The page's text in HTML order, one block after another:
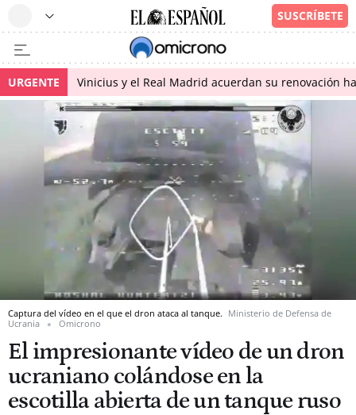
URGENTE Vinicius y el Real Madrid acuerdan su renovación
Captura del vídeo en el que el dron ataca al tanque. Ministerio de Defensa de
Ucrania
Omicrono
El impresionante vídeo de un dron
ucraniano colándose en la
escotilla abierta de un tanque ruso